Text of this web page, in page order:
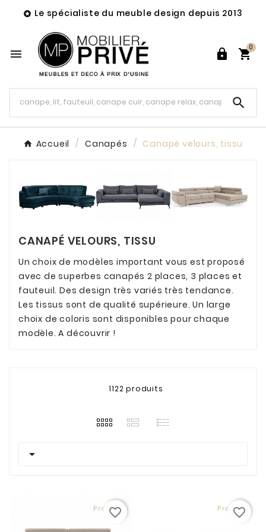
 Le spécialiste du meuble design depuis 2013
  
0

Accueil Canapés Canapé velours, tissu
CANAPÉ VELOURS, TISSU
Un choix de modèles important vous est proposé
avec de superbes canapés 2 places, 3 places et
fauteuil. Des design très variés très tendance.
Les tissus sont de qualité supérieure. Un large
choix de coloris sont disponibles pour chaque
modèle. A découvrir !
1122 produits

Promo !
favorite_border Promo !
favorite_border